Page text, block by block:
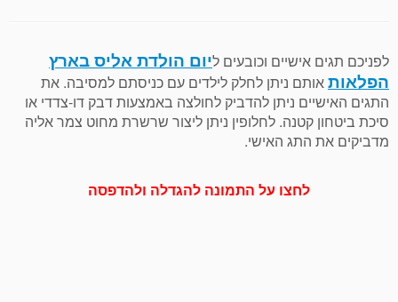
לפניכם תגים אישיים וכובעים ליום הולדת אליס בארץ
הפלאותאותם ניתן לחלק לילדים עם כניסתם למסיבה. את
התגים האישיים ניתן להדביק לחולצה באמצעות דבק דו-צדדי או
סיכת ביטחון קטנה. לחלופין ניתן ליצור שרשרת מחוט צמר אליה
מדביקים את התג האישי.
לחצו על התמונה להגדלה ולהדפסה